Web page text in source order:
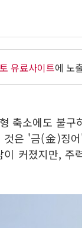
유료사이트에 노
축소에도 불구
은 '금(金)징
커졌지만, 주